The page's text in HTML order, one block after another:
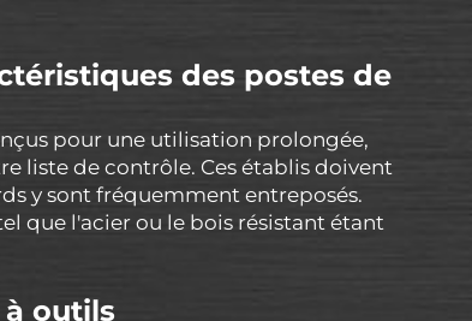
des postes de
pour une utilisation prolongée,
liste de contrôle. Ces établis doivent
y sont fréquemment entreposés.
que l'acier ou le bois résistant étant
outils